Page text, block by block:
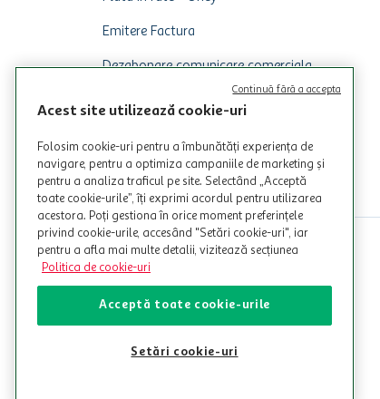
Emitere Factura
Dezabonare comunicare comerciala
Acest site utilizează cookie-uri
Folosim cookie-uri pentru a îmbunătăți experiența de
navigare, pentru a optimiza campaniile de marketing și
pentru a analiza traficul pe site. Selectând „Acceptă
toate cookie-urile”, îți exprimi acordul pentru utilizarea
acestora. Poți gestiona în orice moment preferințele
privind cookie-urile, accesând "Setări cookie-uri", iar
pentru a afla mai multe detalii, vizitează secțiunea
Politica de cookie-uri
Acceptă toate cookie-urile
Setări cookie-uri
Continuă fără a accepta